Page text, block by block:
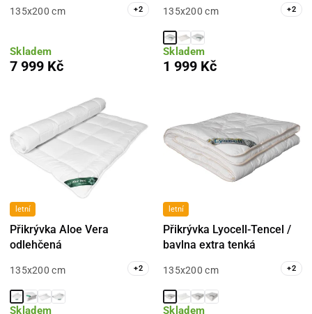
135x200 cm +2
Skladem
7 999 Kč
135x200 cm +2
Skladem
1 999 Kč
letní
Přikrývka Aloe Vera
odlehčená
135x200 cm +2
Skladem
letní
Přikrývka Lyocell-Tencel /
bavlna extra tenká
135x200 cm +2
Skladem